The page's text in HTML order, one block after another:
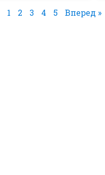
1 2 3 4 5 Вперед »